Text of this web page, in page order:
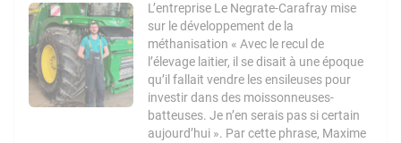
L’entreprise Le Negrate-Carafray mise
sur le développement de la
méthanisation « Avec le recul de
l’élevage laitier, il se disait à une époque
qu’il fallait vendre les ensileuses pour
investir dans des moissonneuses-
batteuses. Je n’en serais pas si certain
aujourd’hui ». Par cette phrase, Maxime